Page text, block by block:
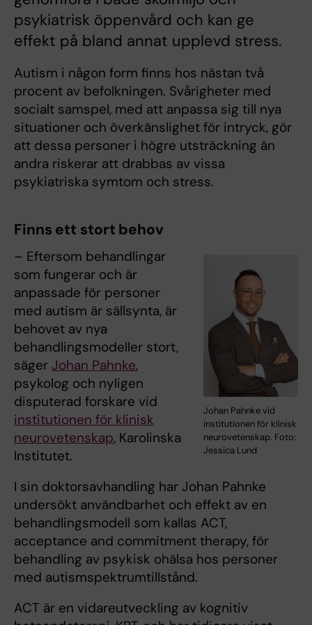
psykiatrisk öppenvård och kan ge
effekt på bland annat upplevd stress.
Autism i någon form finns hos nästan två
procent av befolkningen. Svårigheter med
socialt samspel, med att anpassa sig till nya
situationer och överkänslighet för intryck, gör
att dessa personer i högre utsträckning än
andra riskerar att drabbas av vissa
psykiatriska symtom och stress.
Finns ett stort behov
Johan Pahnke vid
institutionen för klinisk
neurovetenskap. Foto:
Jessica Lund
– Eftersom behandlingar
som fungerar och är
anpassade för personer
med autism är sällsynta, är
behovet av nya
behandlingsmodeller stort,
säger Johan Pahnke,
psykolog och nyligen
disputerad forskare vid
institutionen för klinisk
neurovetenskap, Karolinska
Institutet.
I sin doktorsavhandling har Johan Pahnke
undersökt användbarhet och effekt av en
behandlingsmodell som kallas ACT,
acceptance and commitment therapy, för
behandling av psykisk ohälsa hos personer
med autismspektrumtillstånd.
ACT är en vidareutveckling av kognitiv